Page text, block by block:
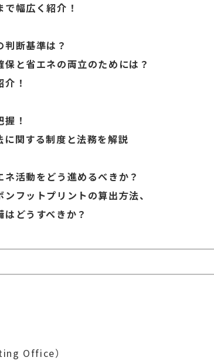
幅広く紹介！
断基準は？
と省エネの両立のためには？
！
！
関する制度と法務を解説
活動をどう進めるべきか？
フットプリントの算出方法、
どうすべきか？
Office）